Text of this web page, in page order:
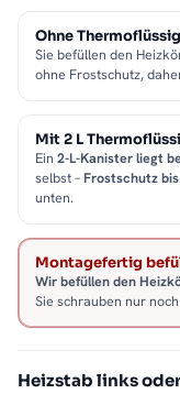
Ohne
Sie befüllen den
ohne Frostschutz,
Mit 2 L
Ein 2-L-Kanister liegt
selbst –Frostschutz
unten.
Montagefertig
Wir befüllen den
Sie schrauben nur
Heizstab links